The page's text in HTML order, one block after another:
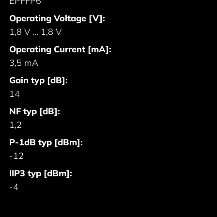
Operating Voltage [V]:
1,8 V ... 1,8 V
Operating Current [mA]:
3,5 mA
Gain typ [dB]:
14
NF typ [dB]:
1,2
P-1dB typ [dBm]:
-12
IIP3 typ [dBm]:
-4